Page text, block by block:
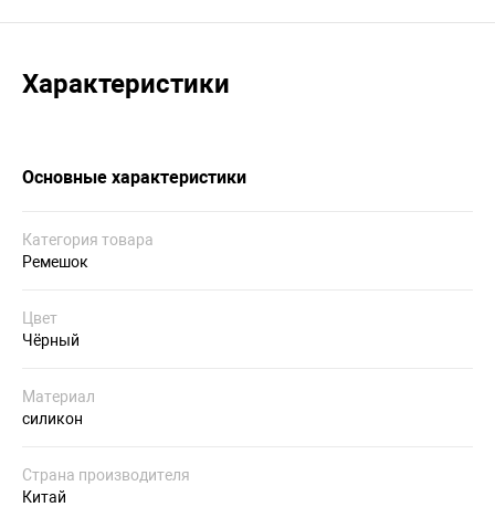
Характеристики
Основные характеристики
Категория товара
Ремешок
Цвет
Чёрный
Материал
силикон
Страна производителя
Китай